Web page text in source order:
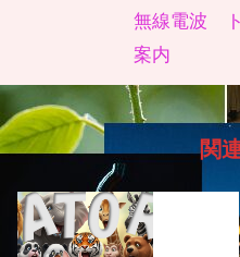
無線電波
案内
関